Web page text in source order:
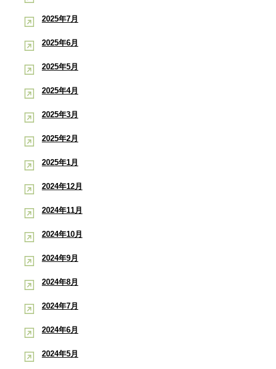
2025年7月
2025年6月
2025年5月
2025年4月
2025年3月
2025年2月
2025年1月
2024年12月
2024年11月
2024年10月
2024年9月
2024年8月
2024年7月
2024年6月
2024年5月